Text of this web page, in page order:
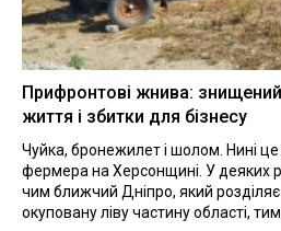
Прифронтові жнива:
життя і збитки для бізнесу
Чуйка, бронежилет і шолом. Нині це
фермера на Херсонщині. У деяких
чим ближчий Дніпро, який розділяє
окуповану ліву частину області, тим